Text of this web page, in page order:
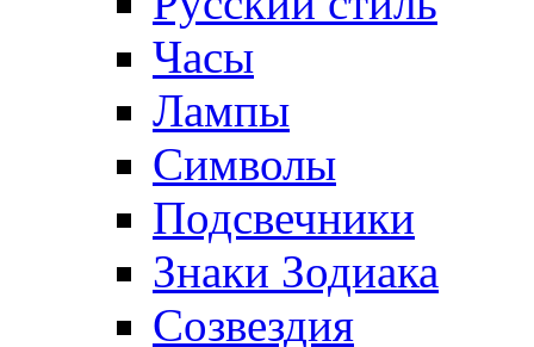
Часы
Лампы
Символы
Подсвечники
Знаки Зодиака
Созвездия